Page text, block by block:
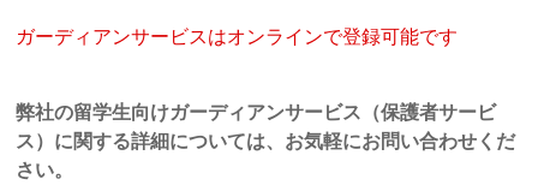
ガーディアンサービスはオンラインで登録可能です
弊社の留学生向けガーディアンサービス（保護者サービ
ス）に関する詳細については、お気軽にお問い合わせくだ
さい。